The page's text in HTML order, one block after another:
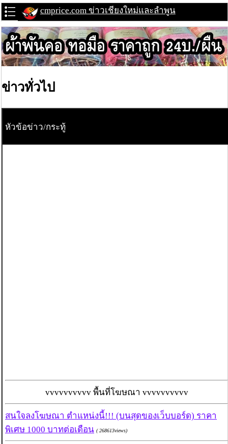
cmprice.com ข่าวเชียงใหม่และลำพูน
ข่าวทั่วไป
หัวข้อข่าว/กระทู้
vvvvvvvvvv พื้นที่โฆษณา vvvvvvvvvv
สนใจลงโฆษณา ตำแหน่งนี้!!! (บนสุดของเว็บบอร์ด) ราคา
พิเศษ 1000 บาทต่อเดือน ( 268613views)